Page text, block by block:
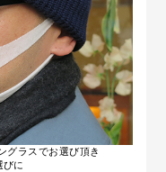
グラスでお選び頂き
びに